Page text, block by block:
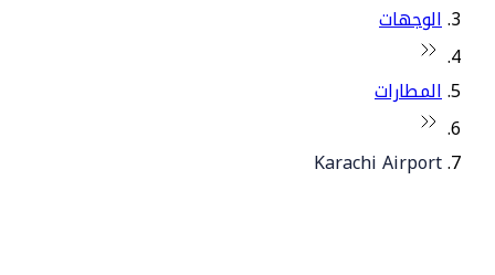
الوجهات
المطارات
Karachi Airport